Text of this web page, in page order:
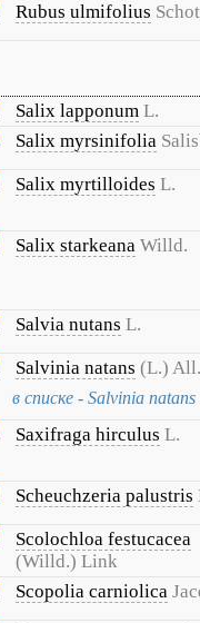
Rubus ulmifolius
Salix lapponum L.
Salix myrsinifolia
Salix myrtilloides L.
Salix starkeana Willd.
Salvia nutans L.
Salvinia natans (L.) All.
в списке - Salvinia
Saxifraga hirculus L.
Scheuchzeria palustris
Scolochloa festucacea
(Willd.) Link
Scopolia carniolica